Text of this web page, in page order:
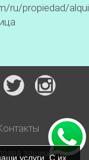
ru/propiedad/
защищены
услуги. С их